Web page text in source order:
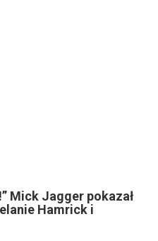
Mick Jagger pokazał
Hamrick i